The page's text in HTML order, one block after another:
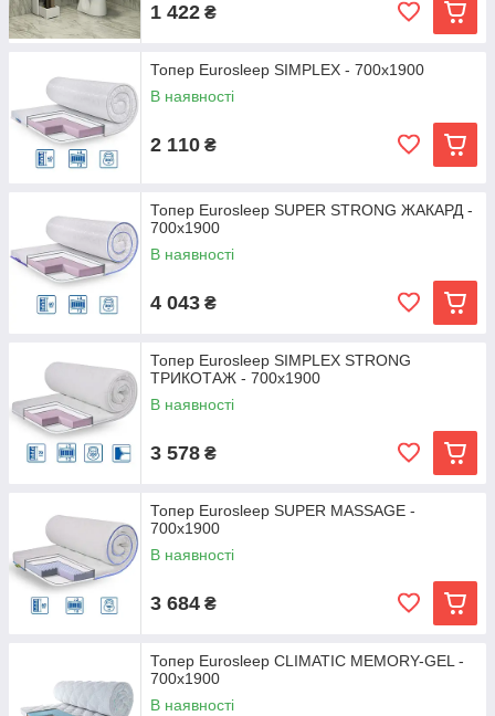
1 422 ₴
Топер Eurosleep SIMPLEX - 700х1900
В наявності
2 110 ₴
Топер Eurosleep SUPER STRONG ЖАКАРД -
700х1900
В наявності
4 043 ₴
Топер Eurosleep SIMPLEX STRONG
ТРИКОТАЖ - 700х1900
В наявності
3 578 ₴
Топер Eurosleep SUPER MASSAGE -
700х1900
В наявності
3 684 ₴
Топер Eurosleep CLIMATIC MEMORY-GEL -
700х1900
В наявності